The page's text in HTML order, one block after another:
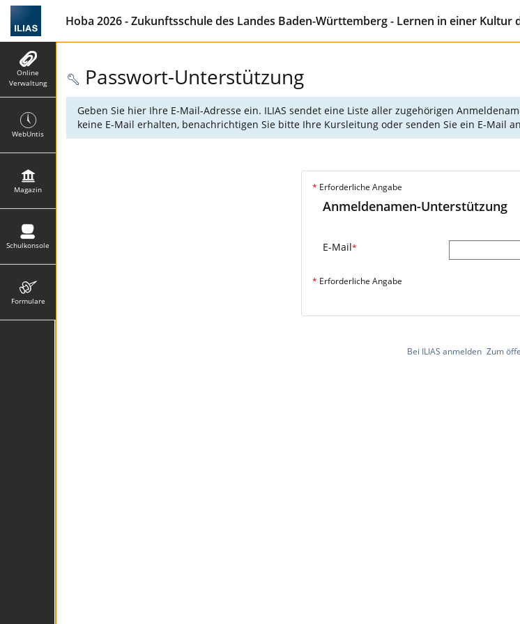
Hoba 2026 - Zukunftsschule des Landes Baden-Württemberg - Lernen in einer Kultur
Online
Verwaltung
WebUntis
Magazin
Schulkonsole
Formulare
Passwort-Unterstützung
Geben Sie hier Ihre E-Mail-Adresse ein. ILIAS sendet eine Liste aller zugehörigen
keine E-Mail erhalten, benachrichtigen Sie bitte Ihre Kursleitung oder senden Sie ein E-Mail an
* Erforderliche Angabe
Anmeldenamen-Unterstützung
E-Mail*
* Erforderliche Angabe
Bei ILIAS anmelden Zum